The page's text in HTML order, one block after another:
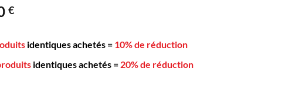
€
identiques achetés = 10% de réduction
identiques achetés = 20% de réduction